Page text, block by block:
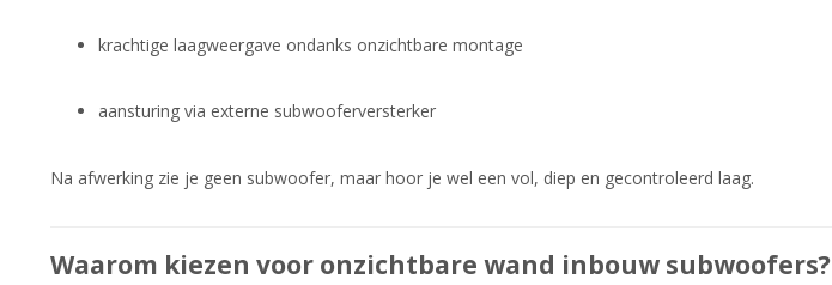
krachtige laagweergave ondanks onzichtbare montage
aansturing via externe subwooferversterker
Na afwerking zie je geen subwoofer, maar hoor je wel een vol, diep en gecontroleerd laag.
Waarom kiezen voor onzichtbare wand inbouw subwoofers?